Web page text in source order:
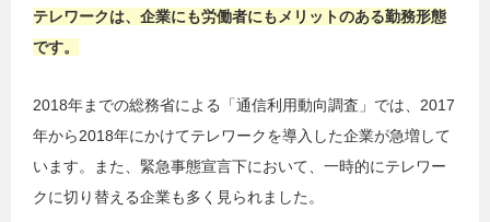
テレワークは、企業にも労働者にもメリットのある勤務形態
です。
2018年までの総務省による「通信利用動向調査」では、2017
年から2018年にかけてテレワークを導入した企業が急増して
います。また、緊急事態宣言下において、一時的にテレワー
クに切り替える企業も多く見られました。